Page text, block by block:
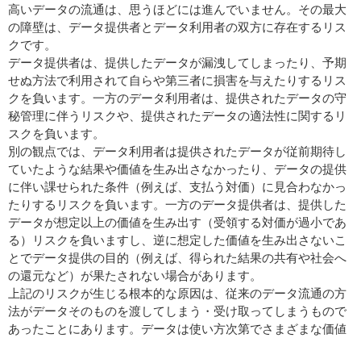
高いデータの流通は、思うほどには進んでいません。その最大
の障壁は、データ提供者とデータ利用者の双方に存在するリス
クです。
データ提供者は、提供したデータが漏洩してしまったり、予期
せぬ方法で利用されて自らや第三者に損害を与えたりするリス
クを負います。一方のデータ利用者は、提供されたデータの守
秘管理に伴うリスクや、提供されたデータの適法性に関するリ
スクを負います。
別の観点では、データ利用者は提供されたデータが従前期待し
ていたような結果や価値を生み出さなかったり、データの提供
に伴い課せられた条件（例えば、支払う対価）に見合わなかっ
たりするリスクを負います。一方のデータ提供者は、提供した
データが想定以上の価値を生み出す（受領する対価が過小であ
る）リスクを負いますし、逆に想定した価値を生み出さないこ
とでデータ提供の目的（例えば、得られた結果の共有や社会へ
の還元など）が果たされない場合があります。
上記のリスクが生じる根本的な原因は、従来のデータ流通の方
法がデータそのものを渡してしまう・受け取ってしまうもので
あったことにあります。データは使い方次第でさまざまな価値